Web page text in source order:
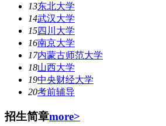
13东北大学
14武汉大学
15四川大学
16南京大学
17内蒙古师范大学
18山西大学
19中央财经大学
20考前辅导
招生简章more>